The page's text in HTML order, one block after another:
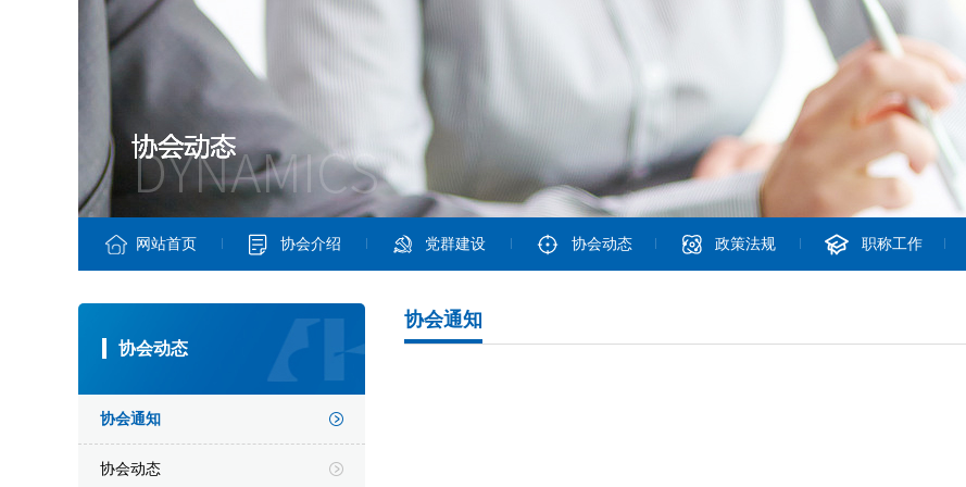
网站首页 协会介绍 党群建设 协会动态 政策法规 职称工作
协会动态
协会通知
协会动态
协会通知